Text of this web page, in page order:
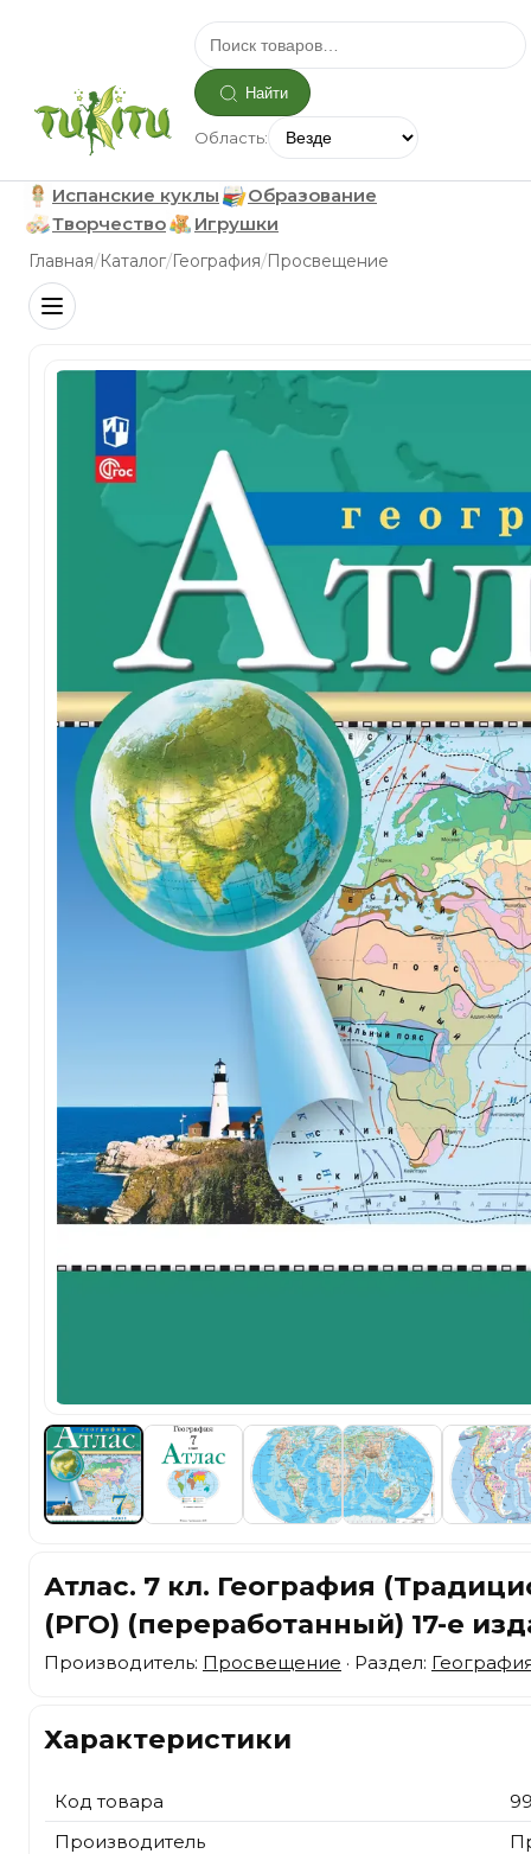
Найти
Область:
Испанские куклы
Образование
Творчество
Игрушки
Главная/Каталог/География/Просвещение
Атлас. 7 кл. География
(РГО) (переработанный) 17-е
Производитель: Просвещение · Раздел:
Характеристики
Код товара
Производитель